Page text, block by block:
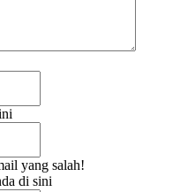
yang salah!
di sini